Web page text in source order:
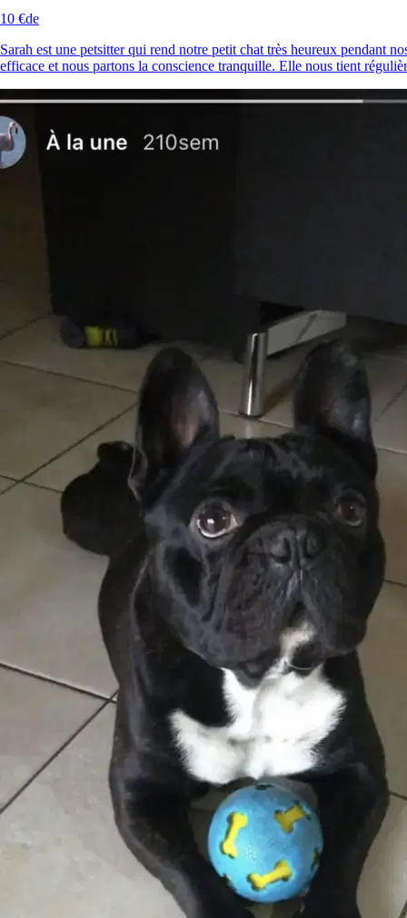
4.Diana Lereffait
Nouveau
Nîmes, 30000
Il est plus facile de chercher des pet sitters dans l’appli
Téléchargez l’appli Sittsy
10 €de
Sarah est une petsitter qui rend notre petit chat très heureux pendant
efficace et nous partons la conscience tranquille. Elle nous tient